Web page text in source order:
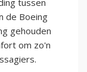
tussen
de Boeing
gehouden
om zo'n